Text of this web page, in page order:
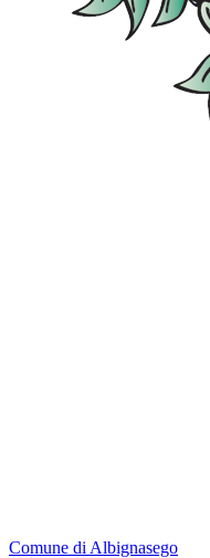
Comune di Albignasego